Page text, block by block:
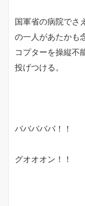
国軍省の病院でさ
の一人があたかも
コプターを操縦不
投げつける。
バババババ！！
グオオオン！！